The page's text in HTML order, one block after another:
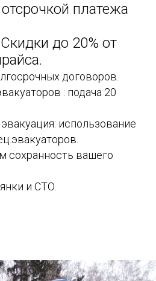
платежа
Скидки до 20% от
договоров.
: подача 20
использование
сохранность вашего
и СТО.